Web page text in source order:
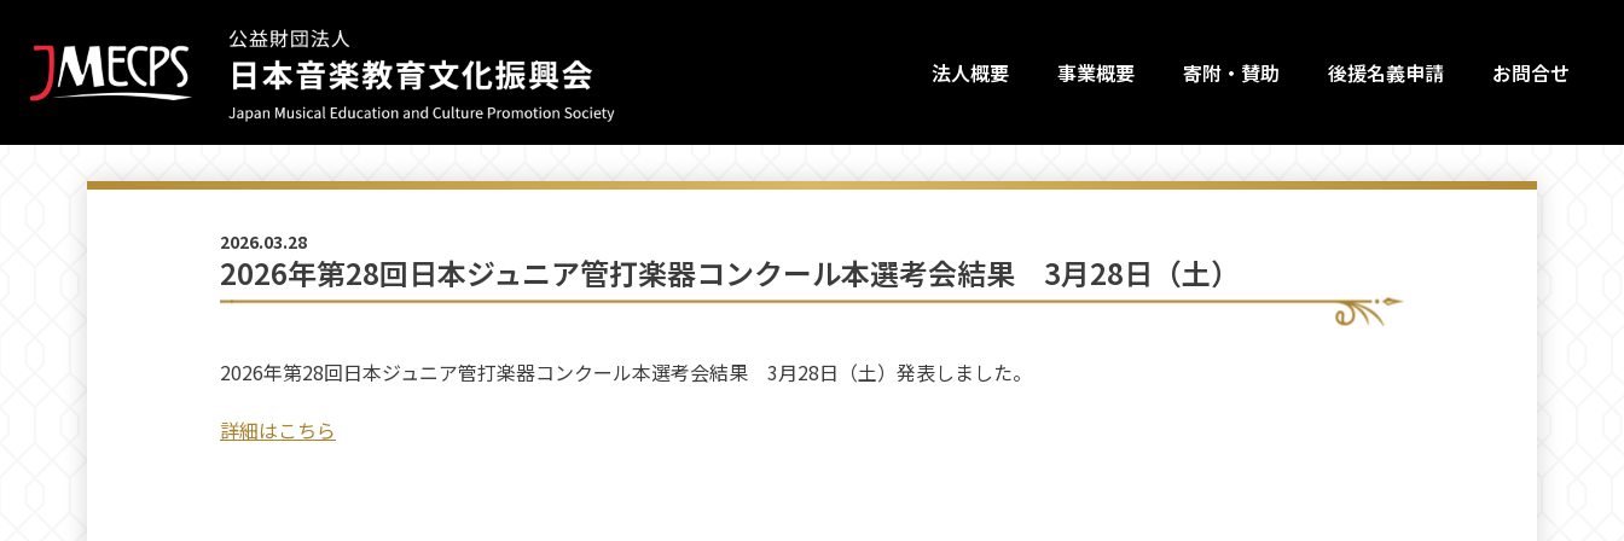
法人概要 事業概要 寄附・賛助 後援名義申請 お問合せ
2026.03.28
2026年第28回日本ジュニア管打楽器コンクール本選考会結果 3月28日（土）
2026年第28回日本ジュニア管打楽器コンクール本選考会結果 3月28日（土）発表しました。
詳細はこちら